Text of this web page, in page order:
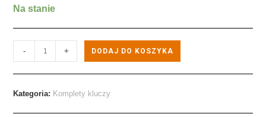
Na stanie
- + DODAJ DO KOSZYKA
Kategoria: Komplety kluczy